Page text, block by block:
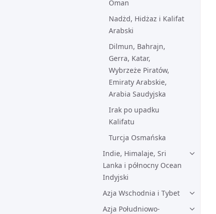
Oman
Nadżd, Hidżaz i Kalifat
Arabski
Dilmun, Bahrajn,
Gerra, Katar,
Wybrzeże Piratów,
Emiraty Arabskie,
Arabia Saudyjska
Irak po upadku
Kalifatu
Turcja Osmańska
Indie, Himalaje, Sri
Lanka i północny Ocean
Indyjski
Azja Wschodnia i Tybet
Azja Południowo-